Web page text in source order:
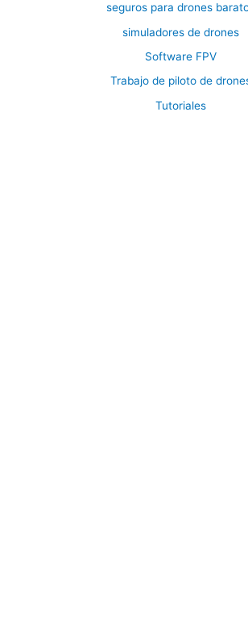
seguros para drones
simuladores de drones
Software FPV
Trabajo de piloto de
Tutoriales